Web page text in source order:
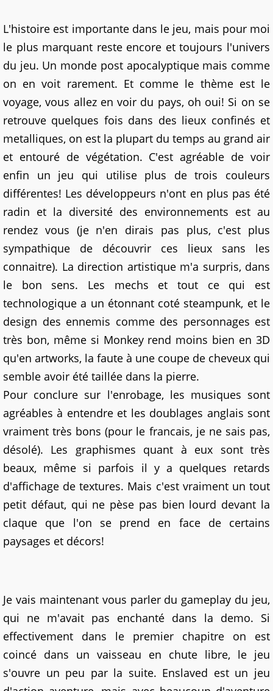
L'histoire est importante dans le jeu, mais pour moi
le plus marquant reste encore et toujours l'univers
du jeu. Un monde post apocalyptique mais comme
on en voit rarement. Et comme le thème est le
voyage, vous allez en voir du pays, oh oui! Si on se
retrouve quelques fois dans des lieux confinés et
metalliques, on est la plupart du temps au grand air
et entouré de végétation. C'est agréable de voir
enfin un jeu qui utilise plus de trois couleurs
différentes! Les développeurs n'ont en plus pas été
radin et la diversité des environnements est au
rendez vous (je n'en dirais pas plus, c'est plus
sympathique de découvrir ces lieux sans les
connaitre). La direction artistique m'a surpris, dans
le bon sens. Les mechs et tout ce qui est
technologique a un étonnant coté steampunk, et le
design des ennemis comme des personnages est
très bon, même si Monkey rend moins bien en 3D
qu'en artworks, la faute à une coupe de cheveux qui
semble avoir été taillée dans la pierre.
Pour conclure sur l'enrobage, les musiques sont
agréables à entendre et les doublages anglais sont
vraiment très bons (pour le francais, je ne sais pas,
désolé). Les graphismes quant à eux sont très
beaux, même si parfois il y a quelques retards
d'affichage de textures. Mais c'est vraiment un tout
petit défaut, qui ne pèse pas bien lourd devant la
claque que l'on se prend en face de certains
paysages et décors!
Je vais maintenant vous parler du gameplay du jeu,
qui ne m'avait pas enchanté dans la demo. Si
effectivement dans le premier chapitre on est
coincé dans un vaisseau en chute libre, le jeu
s'ouvre un peu par la suite. Enslaved est un jeu